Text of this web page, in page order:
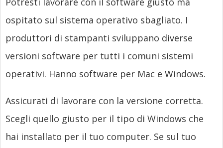
ospitato sul sistema operativo sbagliato. I
produttori di stampanti sviluppano diverse
versioni software per tutti i comuni sistemi
operativi. Hanno software per Mac e Windows.
Assicurati di lavorare con la versione corretta.
Scegli quello giusto per il tipo di Windows che
hai installato per il tuo computer. Se sul tuo